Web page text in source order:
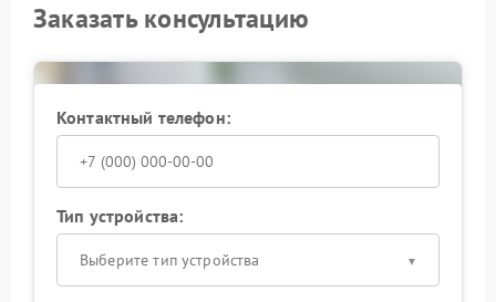
Заказать консультацию
Контактный телефон:
Тип устройства:
Выберите тип устройства